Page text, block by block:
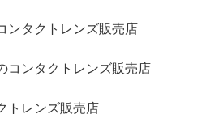
ンタクトレンズ販売店
コンタクトレンズ販売店
トレンズ販売店